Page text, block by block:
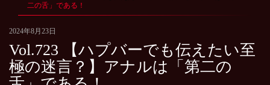
二の舌」である！
2024年8月23日
Vol.723 【ハプバーでも伝えたい至
極の迷言？】アナルは「第二の